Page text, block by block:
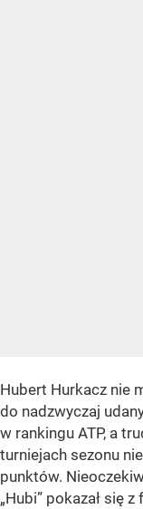
Hubert Hurkacz nie
do nadzwyczaj
w rankingu ATP, a
turniejach sezonu
punktów.
„Hubi” pokazał się